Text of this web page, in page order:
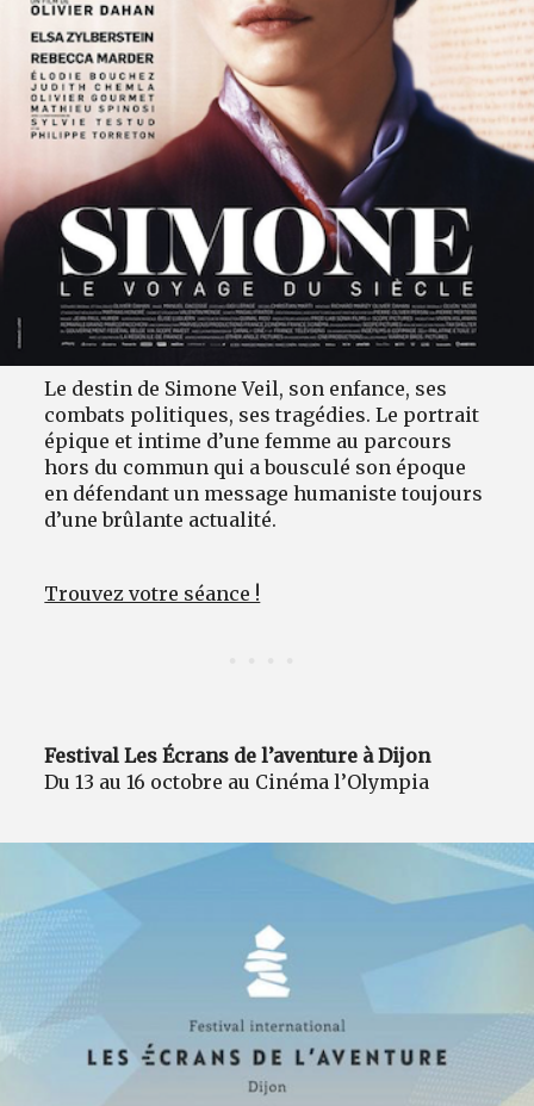
Le destin de Simone Veil, son enfance, ses
combats politiques, ses tragédies. Le portrait
épique et intime d’une femme au parcours
hors du commun qui a bousculé son époque
en défendant un message humaniste toujours
d’une brûlante actualité.
Trouvez votre séance !
Festival Les Écrans de l’aventure à Dijon
Du 13 au 16 octobre au Cinéma l’Olympia